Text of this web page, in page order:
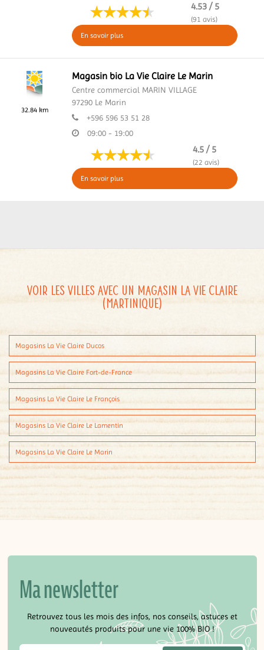
4.53 / 5
(91 avis)
En savoir plus
32.84 km
Magasin bio La Vie Claire Le Marin
Centre commercial MARIN VILLAGE
97290 Le Marin
+596 596 53 51 28
09:00 - 19:00
4.5 / 5
(22 avis)
En savoir plus
Voir les villes avec un magasin La Vie Claire
(Martinique)
Magasins La Vie Claire Ducos
Magasins La Vie Claire Fort-de-France
Magasins La Vie Claire Le François
Magasins La Vie Claire Le Lamentin
Magasins La Vie Claire Le Marin
Ma newsletter
Retrouvez tous les mois des infos, nos conseils, astuces et
nouveautés produits pour une vie 100% BIO !